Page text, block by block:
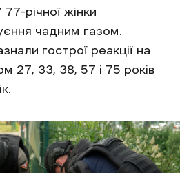
річної жінки
чадним газом.
гострої реакції на
27, 33, 38, 57 і 75 років